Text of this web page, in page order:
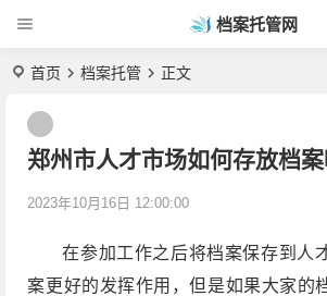
档案托管网
首页 档案托管 正文
郑州市人才市场如何存放档案
2023年10月16日 12:00:00
在参加工作之后将档案保存到人
案更好的发挥作用，但是如果大家的